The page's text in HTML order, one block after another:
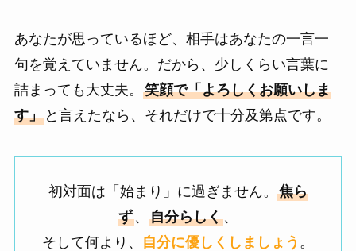
あなたが思っているほど、相手はあなたの一言一
句を覚えていません。だから、少しくらい言葉に
詰まっても大丈夫。 笑顔で「よろしくお願いしま
す」と言えたなら、それだけで十分及第点です。
初対面は「始まり」に過ぎません。 焦ら
ず 、 自分らしく 、
そして何より、 自分に優しくしましょう 。